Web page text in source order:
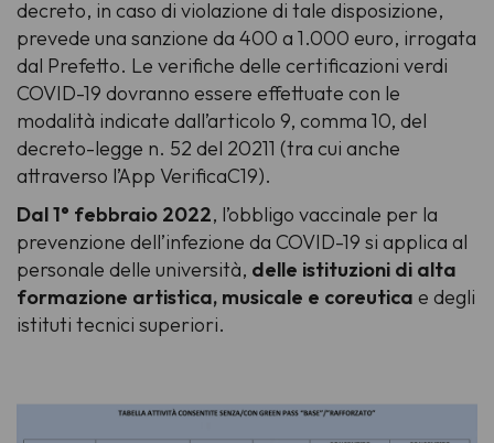
decreto, in caso di violazione di tale disposizione,
prevede una sanzione da 400 a 1.000 euro, irrogata
dal Prefetto. Le verifiche delle certificazioni verdi
COVID-19 dovranno essere effettuate con le
modalità indicate dall’articolo 9, comma 10, del
decreto-legge n. 52 del 20211 (tra cui anche
attraverso l’App VerificaC19).
Dal 1° febbraio 2022, l’obbligo vaccinale per la
prevenzione dell’infezione da COVID-19 si applica al
personale delle università, delle istituzioni di alta
formazione artistica, musicale e coreutica e degli
istituti tecnici superiori.